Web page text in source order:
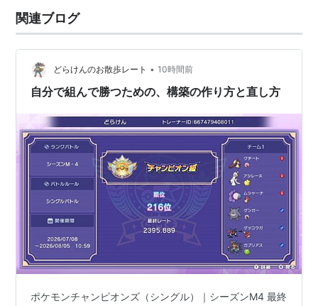
関連ブログ
どらけんのお散歩レート • 10時間前
自分で組んで勝つための、構築の作り方と直し方
ポケモンチャンピオンズ（シングル）｜シーズンM4 最終